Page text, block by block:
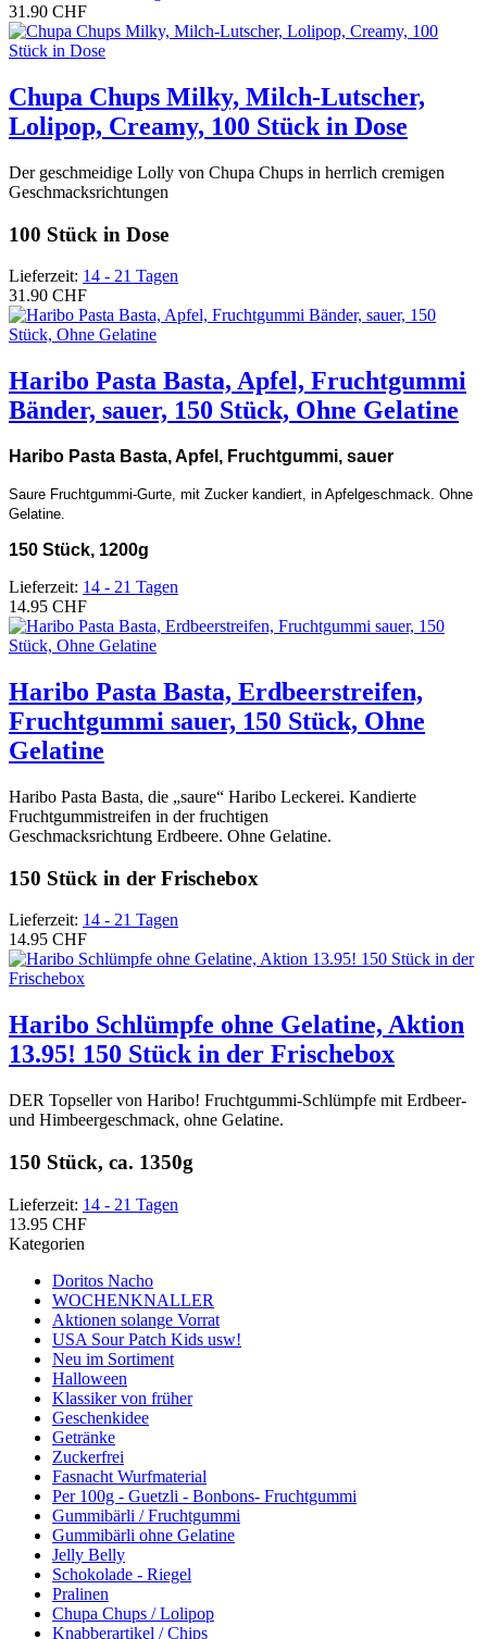
31.90 CHF
Chupa Chups Milky, Milch-Lutscher,
Lolipop, Creamy, 100 Stück in Dose
Der geschmeidige Lolly von Chupa Chups in herrlich cremigen
Geschmacksrichtungen
100 Stück in Dose
Lieferzeit: 14 - 21 Tagen
31.90 CHF
Haribo Pasta Basta, Apfel, Fruchtgummi
Bänder, sauer, 150 Stück, Ohne Gelatine
Haribo Pasta Basta, Apfel, Fruchtgummi, sauer
Saure Fruchtgummi-Gurte, mit Zucker kandiert, in Apfelgeschmack. Ohne
Gelatine.
150 Stück, 1200g
Lieferzeit: 14 - 21 Tagen
14.95 CHF
Haribo Pasta Basta, Erdbeerstreifen,
Fruchtgummi sauer, 150 Stück, Ohne
Gelatine
Haribo Pasta Basta, die „saure“ Haribo Leckerei. Kandierte
Fruchtgummistreifen in der fruchtigen
Geschmacksrichtung Erdbeere. Ohne Gelatine.
150 Stück in der Frischebox
Lieferzeit: 14 - 21 Tagen
14.95 CHF
Haribo Schlümpfe ohne Gelatine, Aktion
13.95! 150 Stück in der Frischebox
DER Topseller von Haribo! Fruchtgummi-Schlümpfe mit Erdbeer-
und Himbeergeschmack, ohne Gelatine.
150 Stück, ca. 1350g
Lieferzeit: 14 - 21 Tagen
13.95 CHF
Kategorien
Doritos Nacho
WOCHENKNALLER
Aktionen solange Vorrat
USA Sour Patch Kids usw!
Neu im Sortiment
Halloween
Klassiker von früher
Geschenkidee
Getränke
Zuckerfrei
Fasnacht Wurfmaterial
Per 100g - Guetzli - Bonbons- Fruchtgummi
Gummibärli / Fruchtgummi
Gummibärli ohne Gelatine
Jelly Belly
Schokolade - Riegel
Pralinen
Chupa Chups / Lolipop
Knabberartikel / Chips